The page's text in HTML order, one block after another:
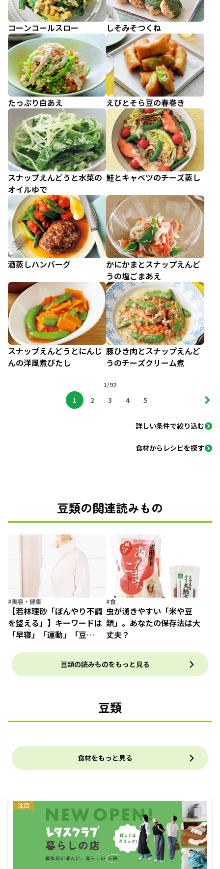
コーンコールスロー しそみそつくね
たっぷり白あえ えびとそら豆の春巻き
スナップえんどうと水菜の
オイルゆで
鮭とキャベツのチーズ蒸し
酒蒸しハンバーグ
かにかまとスナップえんど
うの塩ごまあえ
スナップえんどうとにんじ
んの洋風煮びたし
豚ひき肉とスナップえんど
うのチーズクリーム煮
1/92
1 2 3 4 5
詳しい条件で絞り込む
食材からレシピを探す
豆類の関連読みもの
#美容・健康
【若林理砂「ぼんやり不調
を整える」】キーワードは
「早寝」「運動」「豆
バテを防止！
#食
虫が湧きやすい「米や豆
類」。あなたの保存法は大
丈夫？
豆類の読みものをもっと見る
豆類
食材をもっと見る
注目